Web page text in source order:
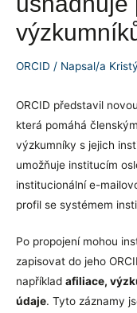
ORCID / Napsal/a
ORCID představil
která pomáhá
výzkumníky s jejich
umožňuje institucím
institucionální e-
profil se systémem
Po propojení mohou
zapisovat do jeho
například afiliace,
údaje. Tyto záznamy